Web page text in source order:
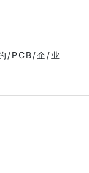
/PCB/企/业